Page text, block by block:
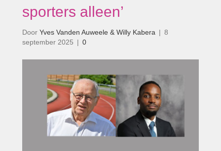
sporters alleen’
Door Yves Vanden Auweele & Willy Kabera | 8
september 2025 | 0